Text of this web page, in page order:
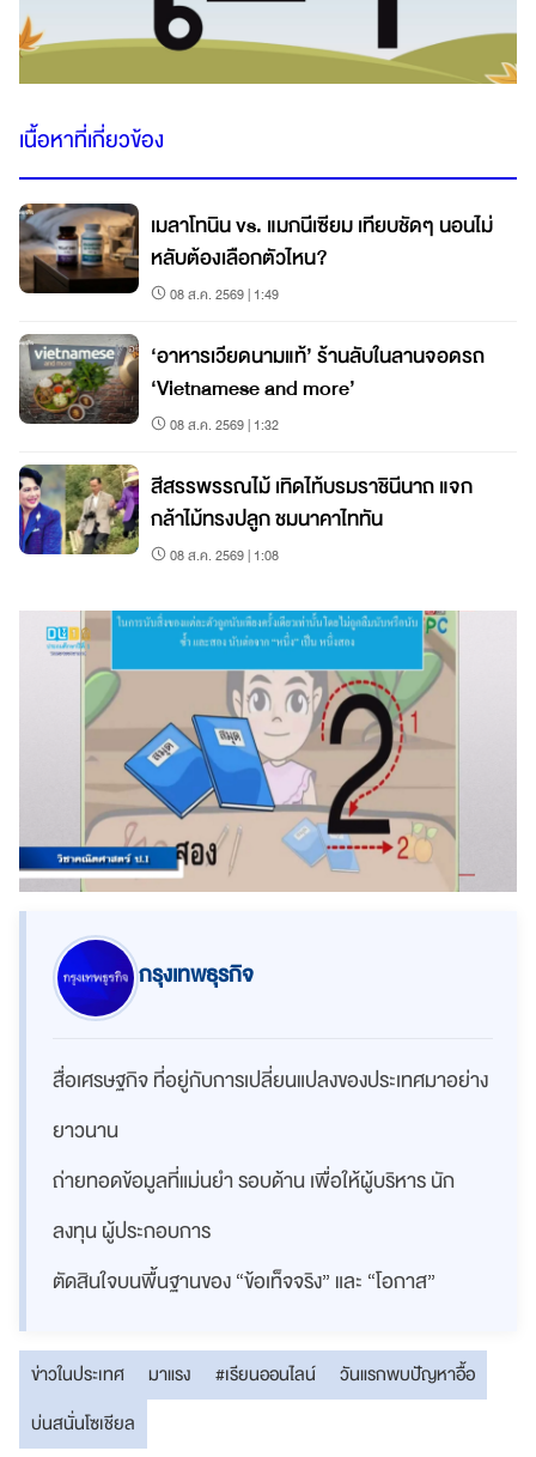
เนื้อหาที่เกี่ยวข้อง
เมลาโทนิน vs. แมกนีเซียม เทียบชัดๆ นอนไม่
หลับต้องเลือกตัวไหน?
08 ส.ค. 2569 | 1:49
‘อาหารเวียดนามแท้’ ร้านลับในลานจอดรถ
‘Vietnamese and more’
08 ส.ค. 2569 | 1:32
สีสรรพรรณไม้ เทิดไท้บรมราชินีนาถ แจก
กล้าไม้ทรงปลูก ชมนาคาไททัน
08 ส.ค. 2569 | 1:08
กรุงเทพธุรกิจ
สื่อเศรษฐกิจ ที่อยู่กับการเปลี่ยนแปลงของประเทศมาอย่าง
ยาวนาน
ถ่ายทอดข้อมูลที่แม่นยำ รอบด้าน เพื่อให้ผู้บริหาร นัก
ลงทุน ผู้ประกอบการ
ตัดสินใจบนพื้นฐานของ “ข้อเท็จจริง” และ “โอกาส”
ข่าวในประเทศ มาแรง #เรียนออนไลน์
วันแรกพบปัญหาอื้อ
บ่นสนั่นโซเชียล